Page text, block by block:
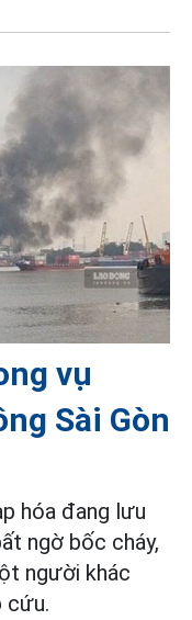
vụ
Sài Gòn
hóa đang lưu
ngờ bốc cháy,
người khác
cứu.